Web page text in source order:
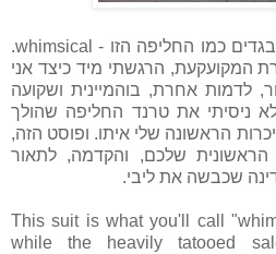
באנגלית יש מילה מיוחדת לבגדים כמו החליפה הזו - whimsical.
המקועקעת, הרגשתי מיד כיצד אני
לדמות אחרת, בוהמיינית ושקועה
לא ניסיתי את טרנד החליפה שהולך
הראשונה שלי איתו. ופוסט הזה,
הראשונית שלכם, והקדמה, לתאור
שכבשה את ליבי.
This suit is what you'll call
while the heavily tatooed